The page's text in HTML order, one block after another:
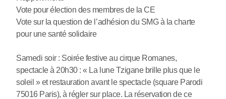
Vote pour élection des membres de la CE
Vote sur la question de l’adhésion du SMG à la charte
pour une santé solidaire
Samedi soir : Soirée festive au cirque Romanes,
spectacle à 20h30 : « La lune Tzigane brille plus que le
soleil » et restauration avant le spectacle (square Parodi
75016 Paris), à régler sur place. La réservation de ce